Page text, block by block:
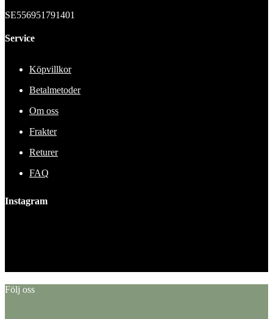
SE556951791401
Service
Köpvillkor
Betalmetoder
Om oss
Frakter
Returer
FAQ
Instagram
Följ oss